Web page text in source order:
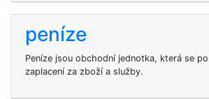
peníze
Peníze jsou obchodní jednotka, která se
zaplacení za zboží a služby.